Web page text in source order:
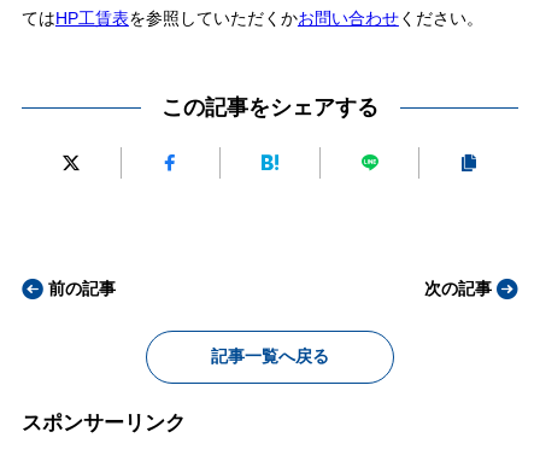
てはHP工賃表を参照していただくかお問い合わせください。
この記事をシェアする
前の記事
記事一覧へ戻る
次の記事
スポンサーリンク